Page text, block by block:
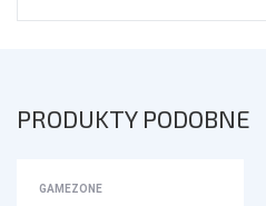
PRODUKTY PODOBNE
GAMEZONE